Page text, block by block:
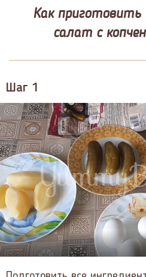
Как
салат с
Шаг 1